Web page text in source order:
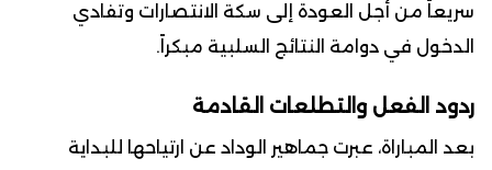
سريعاً من أجل العودة إلى سكة الانتصارات وتفادي
الدخول في دوامة النتائج السلبية مبكراً.
ردود الفعل والتطلعات القادمة
بعد المباراة، عبرت جماهير الوداد عن ارتياحها للبداية